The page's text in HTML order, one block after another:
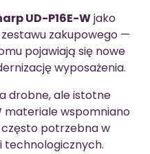
UD-P16E-Wjako
zakupowego —
pojawiają się nowe
wyposażenia.
drobne, ale istotne
materiale wspomniano
potrzebna w
technologicznych.